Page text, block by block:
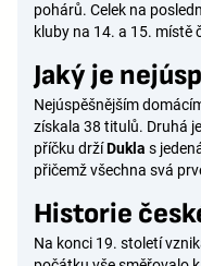
pohárů. Celek na
kluby na 14. a 15. místě
Jaký je
Nejúspěšnějším
získala 38 titulů. Druhá je
příčku držíDukla s
přičemž všechna svá
Historie
Na konci 19. století